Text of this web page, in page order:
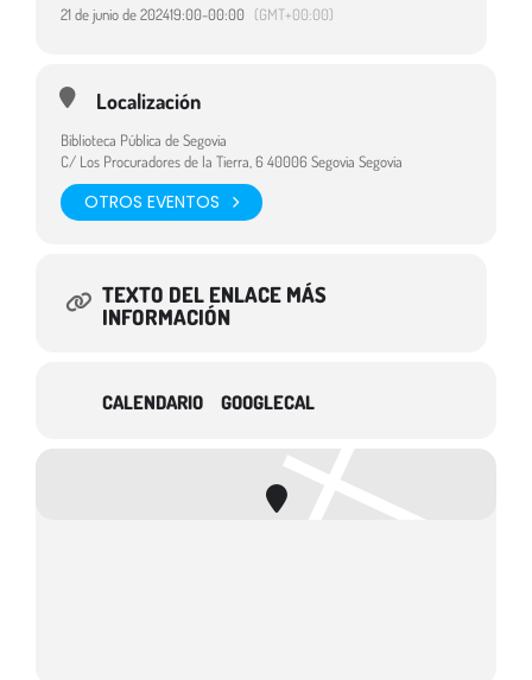
21 de junio de 202419:00-00:00 (GMT+00:00)
Localización
Biblioteca Pública de Segovia
C/ Los Procuradores de la Tierra, 6 40006 Segovia Segovia
OTROS EVENTOS
TEXTO DEL ENLACE MÁS
INFORMACIÓN
CALENDARIO GOOGLECAL